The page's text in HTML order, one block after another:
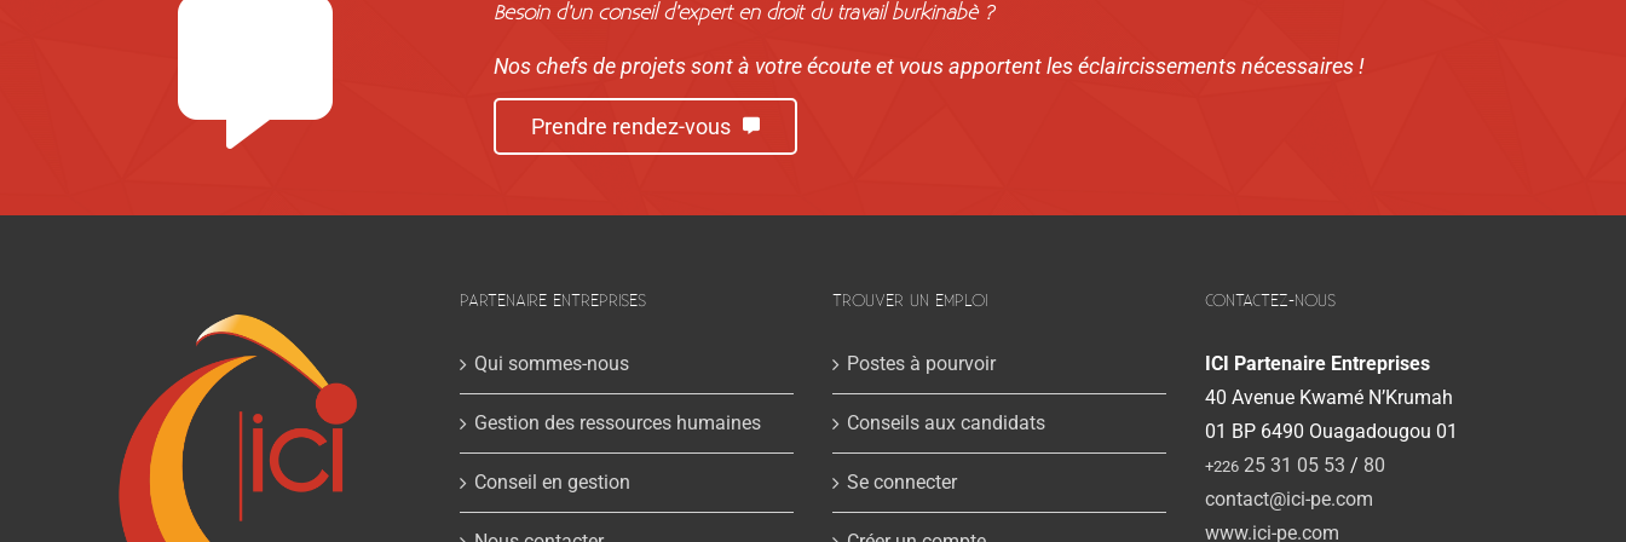
Besoin d’un conseil d’expert en droit du travail burkinabè ?
Nos chefs de projets sont à votre écoute et vous apportent les éclaircissements nécessaires !
Prendre rendez-vous
PARTENAIRE ENTREPRISES
Qui sommes-nous
Gestion des ressources humaines
Conseil en gestion
TROUVER UN EMPLOI
Postes à pourvoir
Conseils aux candidats
Se connecter
CONTACTEZ-NOUS
ICI Partenaire Entreprises
40 Avenue Kwamé N’Krumah
01 BP 6490 Ouagadougou 01
+226 25 31 05 53 / 80
contact@ici-pe.com
www.ici-pe.com